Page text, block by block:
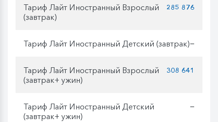
Тариф Лайт Иностранный Взрослый
(завтрак)
285 876
Тариф Лайт Иностранный Детский (завтрак)—
Тариф Лайт Иностранный Взрослый
(завтрак+ ужин)
308 641
Тариф Лайт Иностранный Детский
(завтрак+ ужин)
—